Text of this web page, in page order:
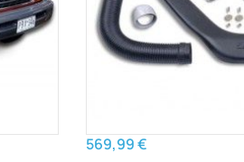
569,99 €